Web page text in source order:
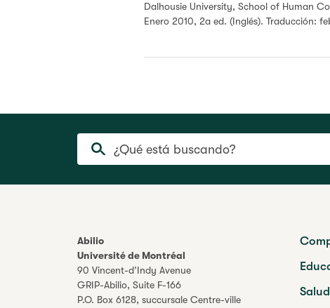
Dalhousie University, School of Human
Enero 2010, 2a ed. (Inglés). Traducción:
¿Qué está buscando?
Abilio
Université de Montréal
90 Vincent-d’Indy Avenue
GRIP-Abilio, Suite F-166
P.O. Box 6128, succursale Centre-ville
Salud